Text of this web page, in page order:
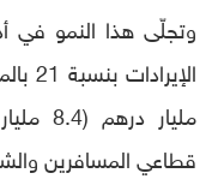
وتجلّى هذا النمو في
مليار
قطاعي المسافرين